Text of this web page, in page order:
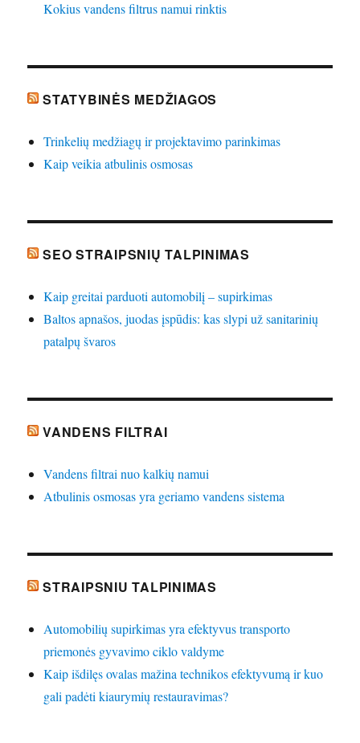
Kokius vandens filtrus namui rinktis
STATYBINĖS MEDŽIAGOS
Trinkelių medžiagų ir projektavimo parinkimas
Kaip veikia atbulinis osmosas
SEO STRAIPSNIŲ TALPINIMAS
Kaip greitai parduoti automobilį – supirkimas
Baltos apnašos, juodas įspūdis: kas slypi už sanitarinių
patalpų švaros
VANDENS FILTRAI
Vandens filtrai nuo kalkių namui
Atbulinis osmosas yra geriamo vandens sistema
STRAIPSNIU TALPINIMAS
Automobilių supirkimas yra efektyvus transporto
priemonės gyvavimo ciklo valdyme
Kaip išdilęs ovalas mažina technikos efektyvumą ir kuo
gali padėti kiaurymių restauravimas?